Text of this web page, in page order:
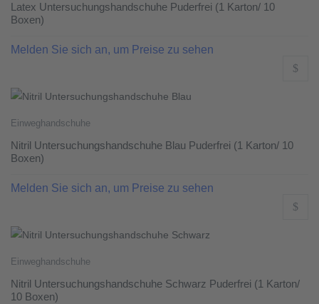
Latex Untersuchungshandschuhe Puderfrei (1 Karton/ 10
Boxen)
Melden Sie sich an, um Preise zu sehen
Einweghandschuhe
Nitril Untersuchungshandschuhe Blau Puderfrei (1 Karton/ 10
Boxen)
Melden Sie sich an, um Preise zu sehen
Einweghandschuhe
Nitril Untersuchungshandschuhe Schwarz Puderfrei (1 Karton/
10 Boxen)